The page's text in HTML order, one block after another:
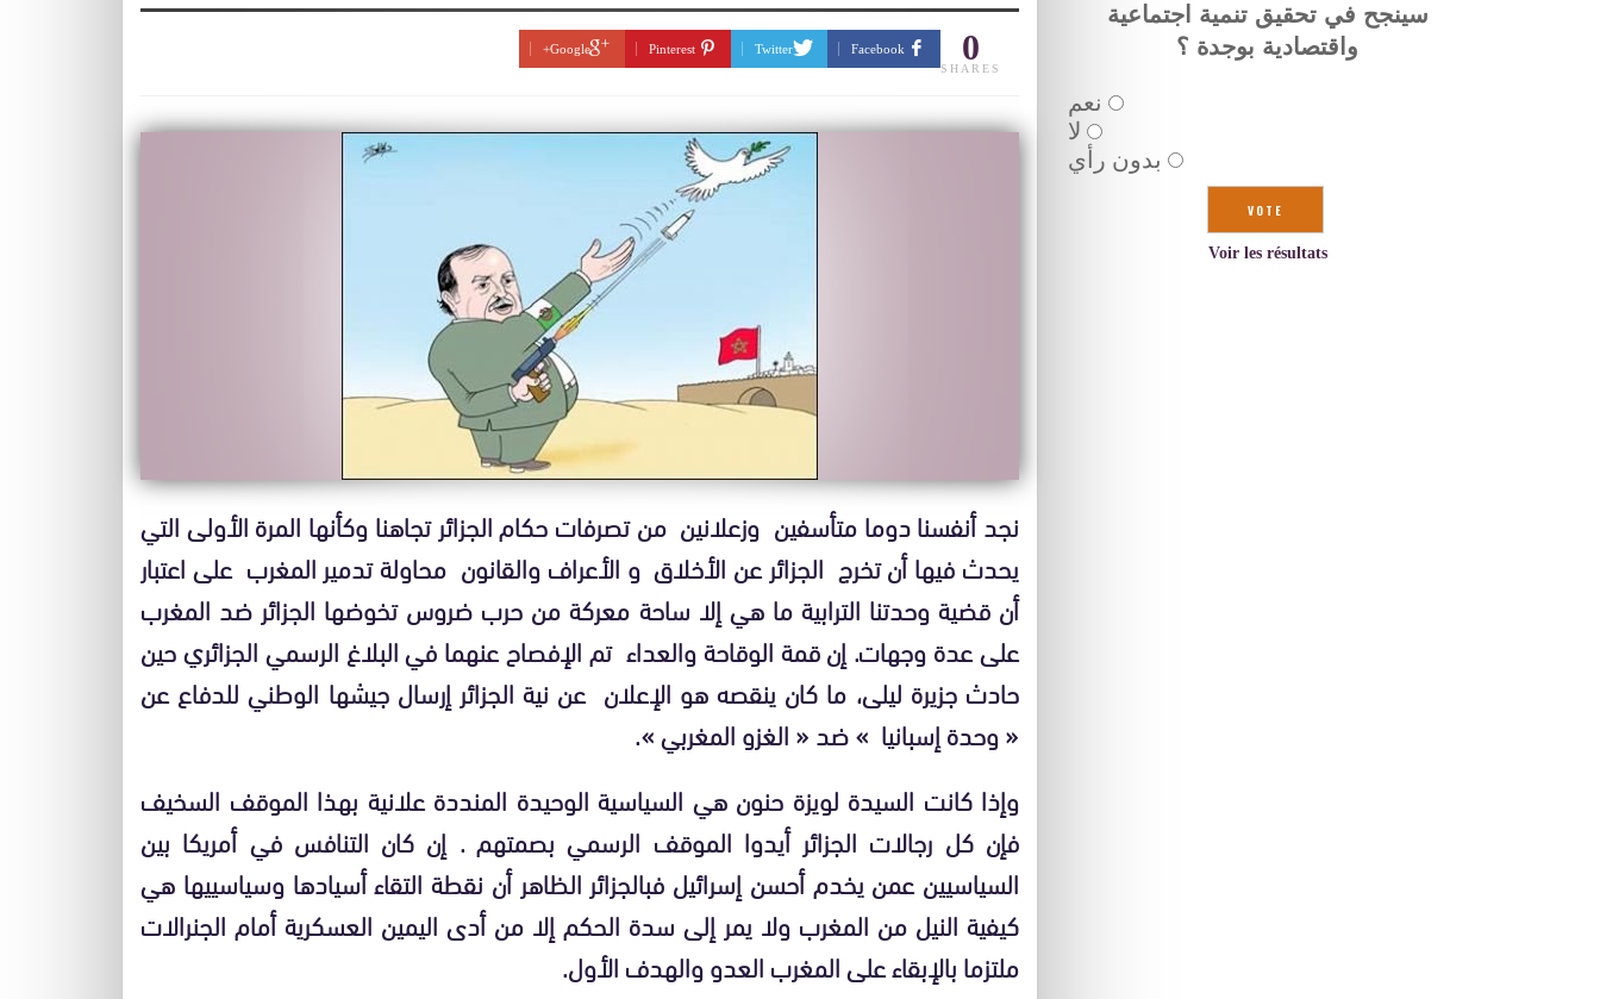
0
SHARES
Facebook
Twitter
Pinterest
Google+
نجد أنفسنا دوما متأسفين وزعلانين من تصرفات حكام الجزائر تجاهنا وكأنها المرة الأولى التي
يحدث فيها أن تخرج الجزائر عن الأخلاق و الأعراف والقانون محاولة تدمير المغرب على اعتبار
أن قضية وحدتنا الترابية ما هي إلا ساحة معركة من حرب ضروس تخوضها الجزائر ضد المغرب
على عدة وجهات. إن قمة الوقاحة والعداء تم الإفصاح عنهما في البلاغ الرسمي الجزائري حين
حادث جزيرة ليلى، ما كان ينقصه هو الإعلان عن نية الجزائر إرسال جيشها الوطني للدفاع عن
« وحدة إسبانيا » ضد « الغزو المغربي ».
وإذا كانت السيدة لويزة حنون هي السياسية الوحيدة المنددة علانية بهذا الموقف السخيف
فإن كل رجالات الجزائر أيدوا الموقف الرسمي بصمتهم . إن كان التنافس في أمريكا بين
السياسيين عمن يخدم أحسن إسرائيل فبالجزائر الظاهر أن نقطة التقاء أسيادها وسياسييها هي
كيفية النيل من المغرب ولا يمر إلى سدة الحكم إلا من أدى اليمين العسكرية أمام الجنرالات
ملتزما بالإبقاء على المغرب العدو والهدف الأول.
سينجح في تحقيق تنمية اجتماعية
واقتصادية بوجدة ؟
نعم
لا
بدون رأي
Voir les résultats